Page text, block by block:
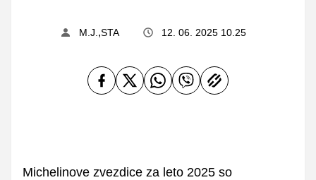
M.J. ,STA 12. 06. 2025 10.25
Michelinove zvezdice za leto 2025 so